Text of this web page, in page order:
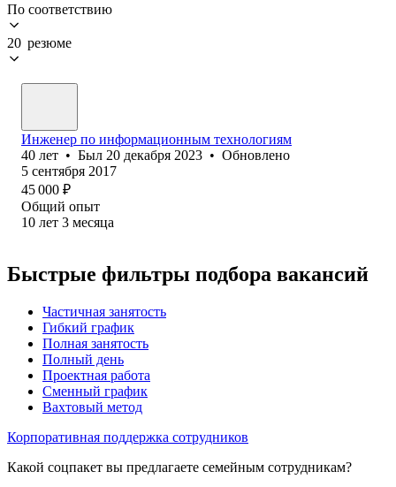
По соответствию
20 резюме
Инженер по информационным технологиям
40 лет • Был 20 декабря 2023 • Обновлено
5 сентября 2017
45 000 ₽
Общий опыт
10 лет 3 месяца
Быстрые фильтры подбора вакансий
Частичная занятость
Гибкий график
Полная занятость
Полный день
Проектная работа
Сменный график
Вахтовый метод
Корпоративная поддержка сотрудников
Какой соцпакет вы предлагаете семейным сотрудникам?